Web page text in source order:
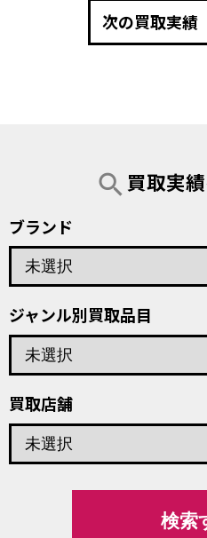
次の買取実績
search買取実
ブランド
ジャンル別買取品目
買取店舗